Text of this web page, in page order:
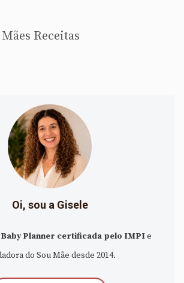
Mães Receitas
Oi, sou a Gisele
Baby Planner certificada pelo IMPIe
do Sou Mãe desde 2014.